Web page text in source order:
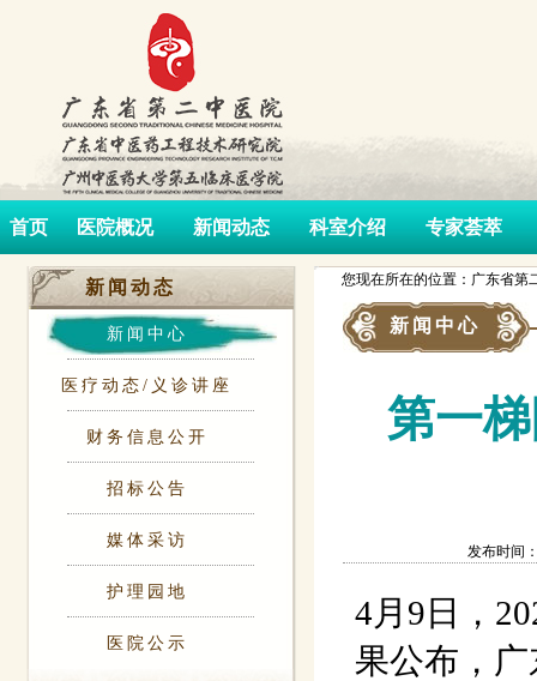
首页 医院概况 新闻动态 科室介绍 专家荟萃
新闻动态
新闻中心
医疗动态/义诊讲座
财务信息公开
招标公告
媒体采访
护理园地
医院公示
您现在所在的位置：广东省第
新闻中心
第一
发布时间
4月9日，
果公布，